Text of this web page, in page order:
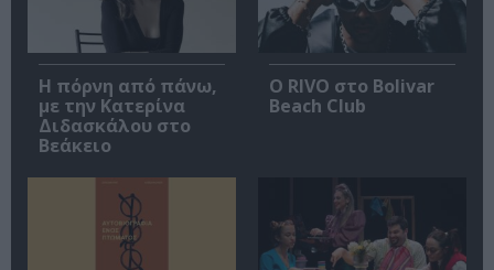
Η πόρνη από πάνω,
με την Κατερίνα
Διδασκάλου στο
Βεάκειο
Ο RIVO στο Bolivar
Beach Club